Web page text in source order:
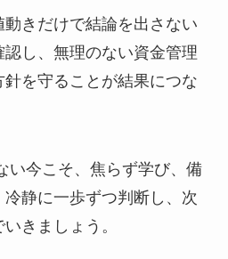
きだけで結論を出さない
し、無理のない資金管理
を守ることが結果につな
い今こそ、焦らず学び、備
静に一歩ずつ判断し、次
きましょう。